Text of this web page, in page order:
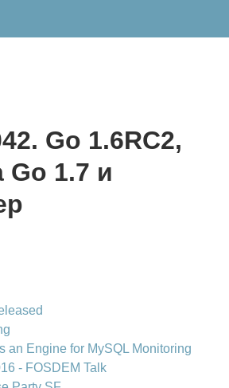
Go 1.6RC2,
1.7 и
an Engine for MySQL Monitoring
- FOSDEM Talk